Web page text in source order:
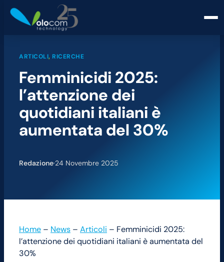
ARTICOLI, RICERCHE
Femminicidi 2025:
l’attenzione dei
quotidiani italiani è
aumentata del 30%
Redazione·24 Novembre 2025
Home – News – Articoli – Femminicidi 2025:
l’attenzione dei quotidiani italiani è aumentata del
30%